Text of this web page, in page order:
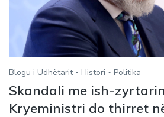
Blogu i Udhëtarit Histori Politika
Skandali me ish-
Kryeministri do thirret